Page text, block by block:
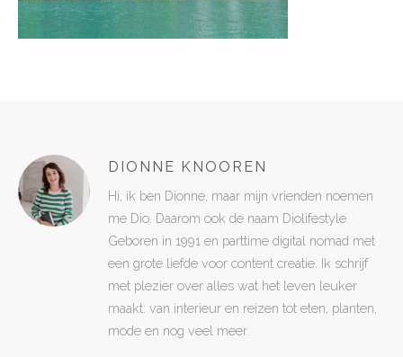
DIONNE KNOOREN
Hi, ik ben Dionne, maar mijn vrienden noemen
me Dio. Daarom ook de naam Diolifestyle.
Geboren in 1991 en parttime digital nomad met
een grote liefde voor content creatie. Ik schrijf
met plezier over alles wat het leven leuker
maakt: van interieur en reizen tot eten, planten,
mode en nog veel meer.